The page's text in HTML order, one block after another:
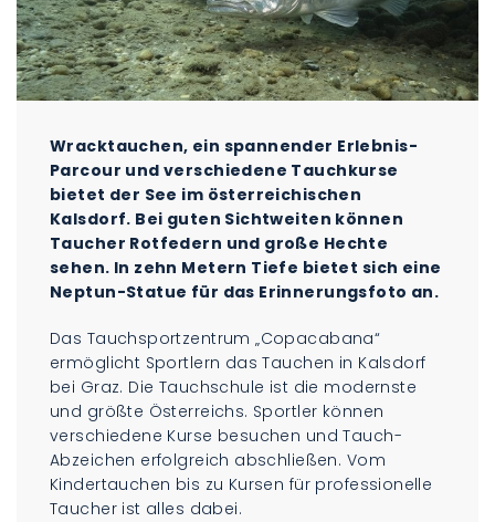
Wracktauchen, ein spannender Erlebnis-
Parcour und verschiedene Tauchkurse
bietet der See im österreichischen
Kalsdorf. Bei guten Sichtweiten können
Taucher Rotfedern und große Hechte
sehen. In zehn Metern Tiefe bietet sich eine
Neptun-Statue für das Erinnerungsfoto an.
Das Tauchsportzentrum „Copacabana“
ermöglicht Sportlern das Tauchen in Kalsdorf
bei Graz. Die Tauchschule ist die modernste
und größte Österreichs. Sportler können
verschiedene Kurse besuchen und Tauch-
Abzeichen erfolgreich abschließen. Vom
Kindertauchen bis zu Kursen für professionelle
Taucher ist alles dabei.